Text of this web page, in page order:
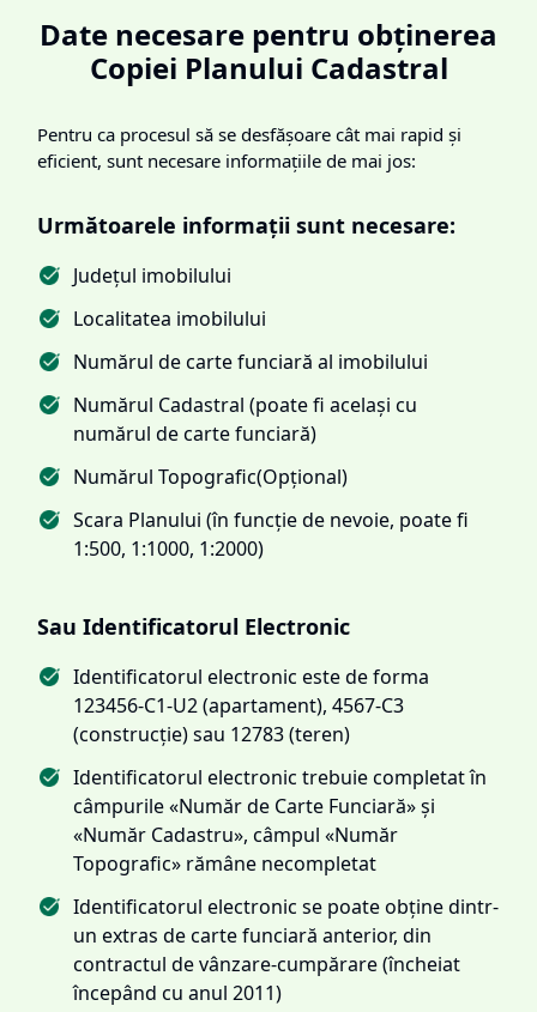
Date necesare pentru obținerea
Copiei Planului Cadastral
Pentru ca procesul să se desfășoare cât mai rapid și
eficient, sunt necesare informațiile de mai jos:
Următoarele informații sunt necesare:
Județul imobilului
Localitatea imobilului
Numărul de carte funciară al imobilului
Numărul Cadastral (poate fi același cu
numărul de carte funciară)
Numărul Topografic(Opțional)
Scara Planului (în funcție de nevoie, poate fi
1:500, 1:1000, 1:2000)
Sau Identificatorul Electronic
Identificatorul electronic este de forma
123456-C1-U2 (apartament), 4567-C3
(construcție) sau 12783 (teren)
Identificatorul electronic trebuie completat în
câmpurile «Număr de Carte Funciară» și
«Număr Cadastru», câmpul «Număr
Topografic» rămâne necompletat
Identificatorul electronic se poate obține dintr-
un extras de carte funciară anterior, din
contractul de vânzare-cumpărare (încheiat
începând cu anul 2011)